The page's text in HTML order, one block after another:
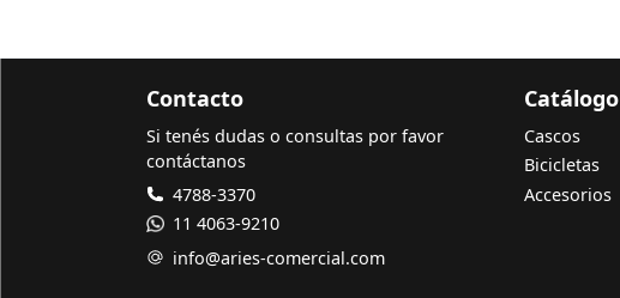
Contacto
Si tenés dudas o consultas por favor
contáctanos
4788-3370
11 4063-9210
info@aries-comercial.com
Catálogo
Cascos
Bicicletas
Accesorios